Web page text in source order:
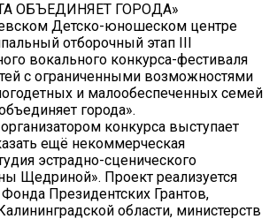
ОБЪЕДИНЯЕТ ГОРОДА»
Детско-юношеском центре
отборочный этап III
вокального конкурса-фестиваля
с ограниченными возможностями
и малообеспеченных семей
города».
конкурса выступает
ещё некоммерческая
эстрадно-сценического
Щедриной». Проект реализуется
Президентских Грантов,
области, министерств